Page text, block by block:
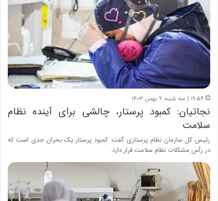
۱۹:۵۴ | سه شنبه، ۹ بهمن ۱۴۰۳
نجاتیان: کمبود پرستار، چالشی برای آینده نظام
سلامت
رئیس کل سازمان نظام پرستاری گفت: کمبود پرستار یک بحران جدی است که
در رأس مشکلات نظام سلامت قرار دارد.